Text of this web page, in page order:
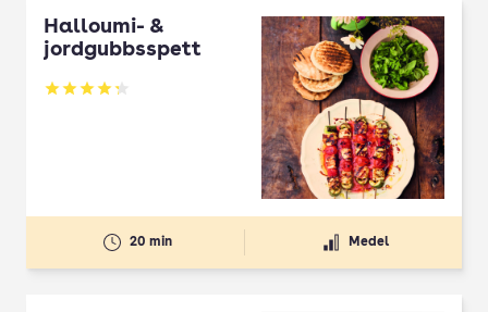
Halloumi- &
jordgubbsspett
Betyg: 4.3 av 5
20 min Medel